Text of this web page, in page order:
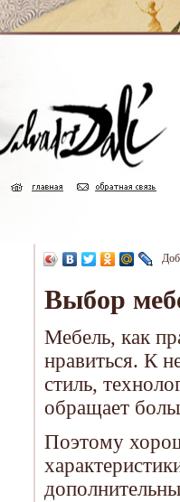
Выбор
Мебель, как
нравиться. К
стиль,
обращает
Поэтому